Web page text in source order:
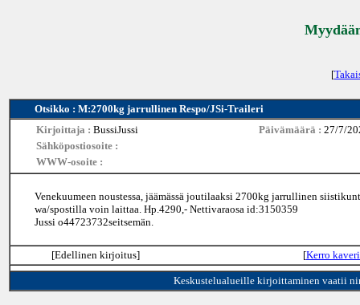
[
Otsikko : M:2700kg jarrullinen Respo/JSi-Traileri
Kirjoittaja : BussiJussi Päivämäärä : 27/7/
Sähköpostiosoite :
WWW-osoite :
Venekuumeen noustessa, jäämässä joutilaaksi 2700kg jarrullinen
wa/spostilla voin laittaa. Hp.4290,- Nettivaraosa id:3150359
Jussi o44723732seitsemän.
[Edellinen kirjoitus] [Kerro
Keskustelualueille kirjoittaminen vaatii